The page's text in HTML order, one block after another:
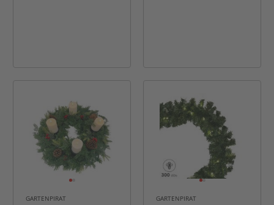
GARTENPIRAT GARTENPIRAT